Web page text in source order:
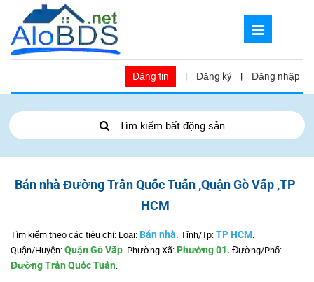
Đăng tin | Đăng ký | Đăng nhập
Tìm kiếm bất động sản
Bán nhà Đường Trần Quốc Tuấn ,Quận Gò Vấp ,TP
HCM
Tìm kiếm theo các tiêu chí: Loại: Bán nhà. Tỉnh/Tp:TP HCM.
Quận/Huyện:Quận Gò Vấp. Phường Xã: Phường 01. Đường/Phố:
Đường Trần Quốc Tuấn.